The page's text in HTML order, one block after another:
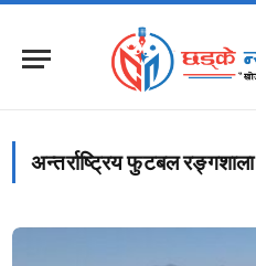
अन्तर्राष्ट्रिय फुटबल रङ्गशाला